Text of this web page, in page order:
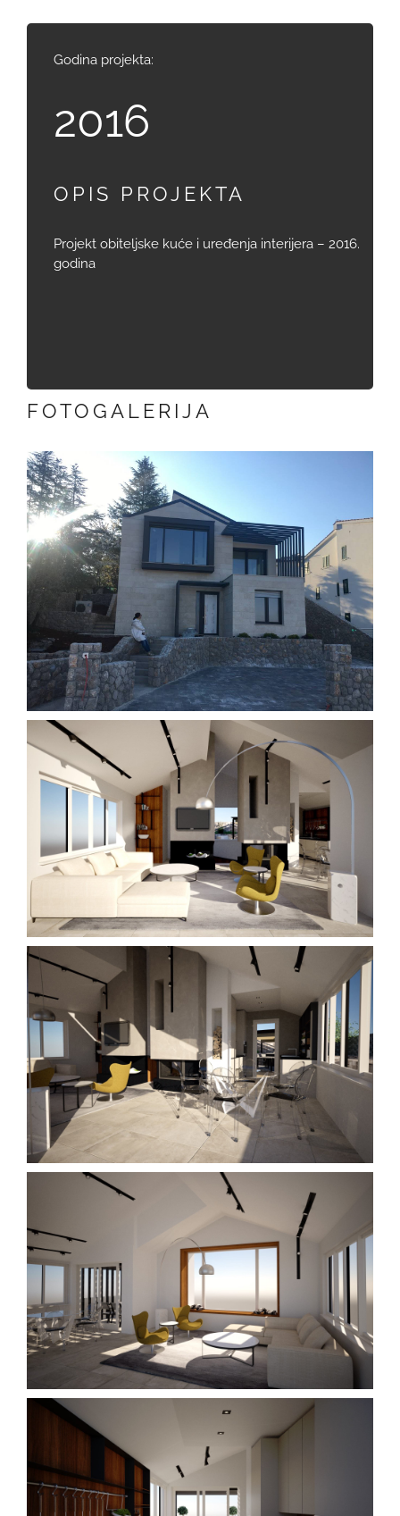
Godina projekta:
2016
OPIS PROJEKTA
Projekt obiteljske kuće i uređenja interijera – 2016.
godina
FOTOGALERIJA